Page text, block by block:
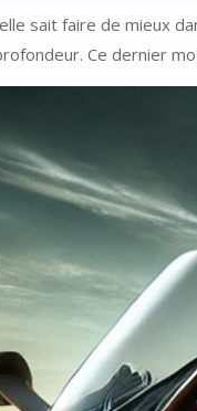
sait faire de mieux
Ce dernier